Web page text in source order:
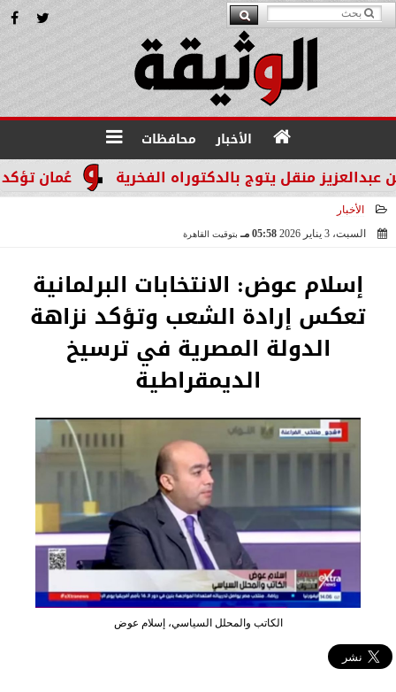
الأخبار محافظات
عُمان تؤكد منقل يتوج بالدكتوراه الفخرية
الأخبار
السبت، 3 يناير 2026
05:58 مـ بتوقيت القاهرة
إسلام عوض: الانتخابات البرلمانية
تعكس إرادة الشعب وتؤكد نزاهة
الدولة المصرية في ترسيخ
الديمقراطية
الكاتب والمحلل السياسي، إسلام عوض